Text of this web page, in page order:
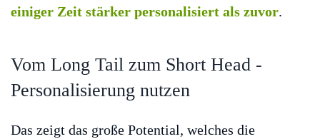
einiger Zeit stärker personalisiert als zuvor.
Vom Long Tail zum Short Head -
Personalisierung nutzen
Das zeigt das große Potential, welches die